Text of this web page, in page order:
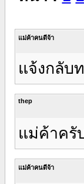
แม่ค้าคนดีจ้า
แจ้งกลับ
thep
แม่ค้าครั
แม่ค้าคนดีจ้า